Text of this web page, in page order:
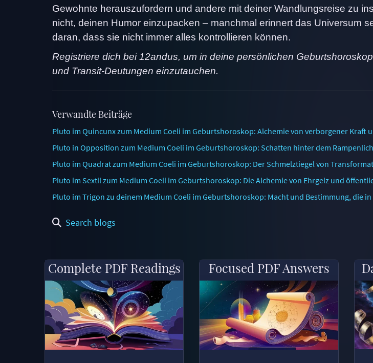
Gewohnte herauszufordern und andere mit deiner Wandlungsreise zu
nicht, deinen Humor einzupacken – manchmal erinnert das Universum
daran, dass sie nicht immer alles kontrollieren können.
Registriere dich bei 12andus, um in deine persönlichen
und Transit-Deutungen einzutauchen.
Verwandte Beiträge
Pluto im Quincunx zum Medium Coeli im Geburtshoroskop: Alchemie von verborgener Kraft
Pluto in Opposition zum Medium Coeli im Geburtshoroskop: Schatten hinter dem
Pluto im Quadrat zum Medium Coeli im Geburtshoroskop: Der Schmelztiegel von
Pluto im Sextil zum Medium Coeli im Geburtshoroskop: Die Alchemie von Ehrgeiz und
Pluto im Trigon zu deinem Medium Coeli im Geburtshoroskop: Macht und Bestimmung, die
Search blogs
Complete PDF Readings Focused PDF Answers